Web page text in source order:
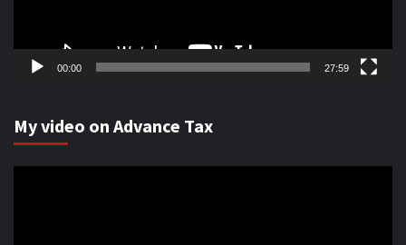
00:00 27:59
My video on Advance Tax